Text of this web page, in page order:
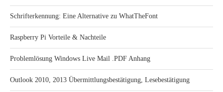
Schrifterkennung: Eine Alternative zu WhatTheFont
Raspberry Pi Vorteile & Nachteile
Problemlösung Windows Live Mail .PDF Anhang
Outlook 2010, 2013 Übermittlungsbestätigung, Lesebestätigung